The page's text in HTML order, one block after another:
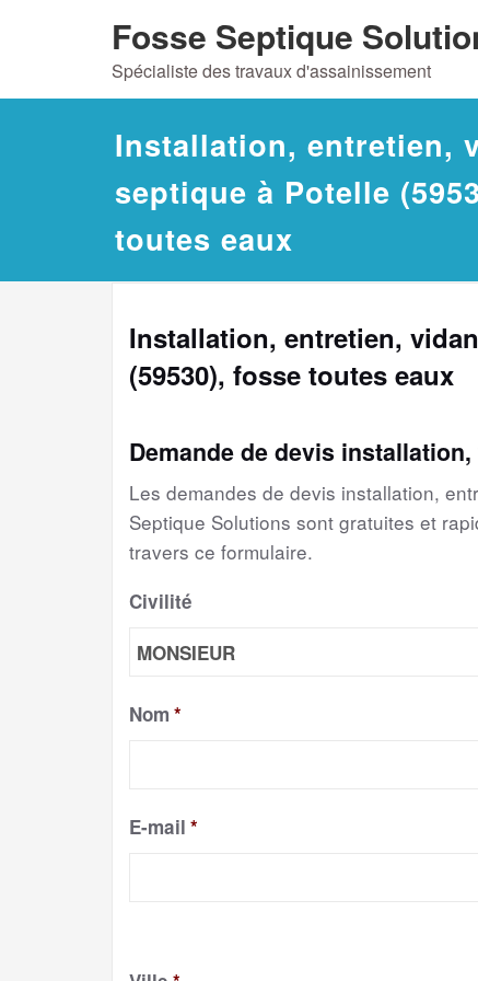
Fosse Septique
Spécialiste des travaux d'assainissement
Installation, entretien,
septique à Potelle
toutes eaux
Installation, entretien,
(59530), fosse toutes eaux
Demande de devis
Les demandes de devis installation,
Septique Solutions sont gratuites et
travers ce formulaire.
Civilité
Nom *
E-mail *